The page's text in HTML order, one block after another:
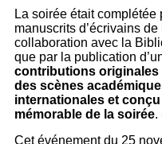
La soirée était
manuscrits d’écrivains de
collaboration avec la
que par la publication
contributions originales
des scènes
internationales et
mémorable de la soirée.
Cet événement du 25